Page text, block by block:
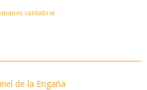
cantabria
de la Engaña